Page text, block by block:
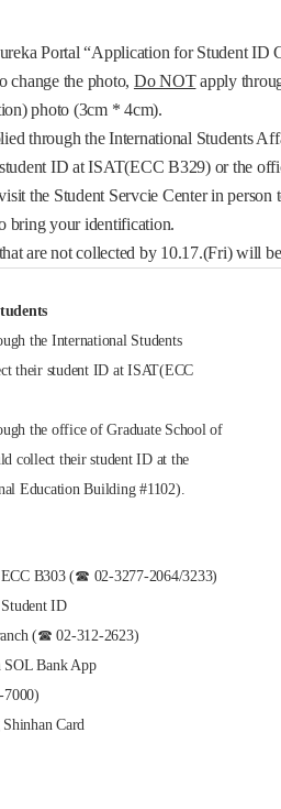
Portal “Application for Student ID
change the photo, Do NOT apply
photo (3cm * 4cm).
through the International Students
ID at ISAT(ECC B329) or the
the Student Servcie Center in
bring your identification.
are not collected by 10.17.(Fri) will
the International Students
their student ID at ISAT(ECC
the office of Graduate School of
collect their student ID at the
Education Building #1102).
ECC B303 (☎ 02-3277-2064/3233)
ID
(☎ 02-312-2623)
SOL Bank App
Card